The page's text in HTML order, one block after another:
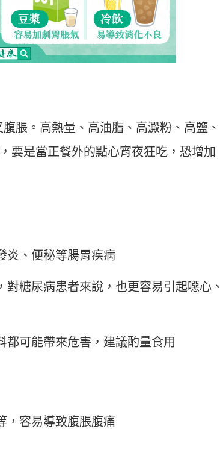
脹。高熱量、高油脂、高澱粉、高鹽、
要是當正餐外的點心宵夜狂吃，恐增加
炎、便秘等腸胃疾病
對糖尿病患者來說，也更容易引起噁心、
都可能帶來危害，建議酌量食用
，容易導致腹脹腹痛